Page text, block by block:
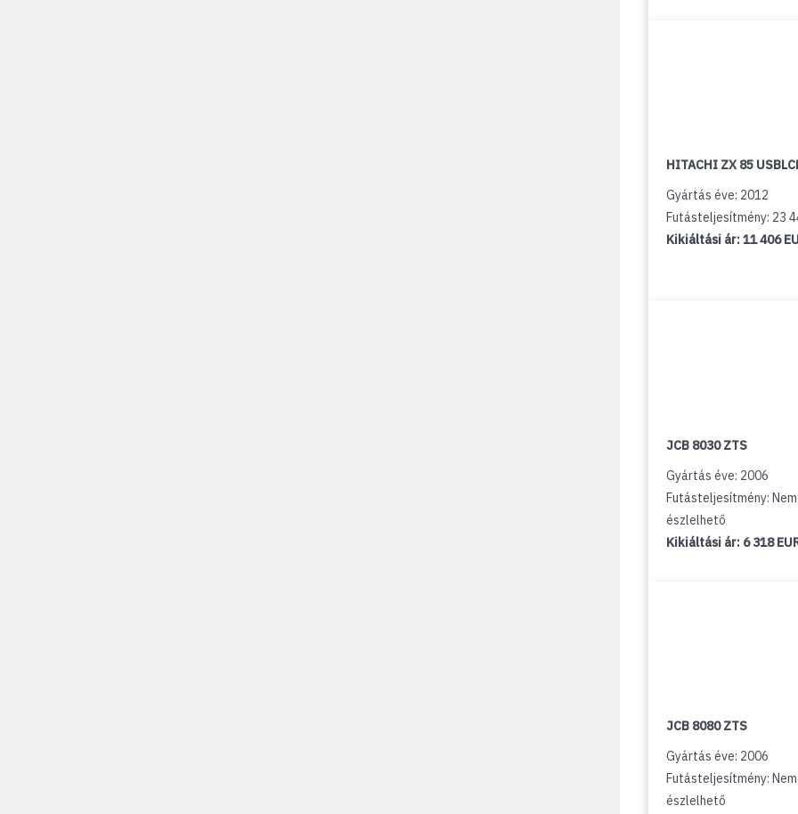
HITACHI ZX 85
Gyártás éve: 2012
Futásteljesítmény: 23
Kikiáltási ár:11 406
JCB 8030 ZTS
Gyártás éve: 2006
Futásteljesítmény: Nem
észlelhető
Kikiáltási ár: 6 318
JCB 8080 ZTS
Gyártás éve: 2006
Futásteljesítmény: Nem
észlelhető